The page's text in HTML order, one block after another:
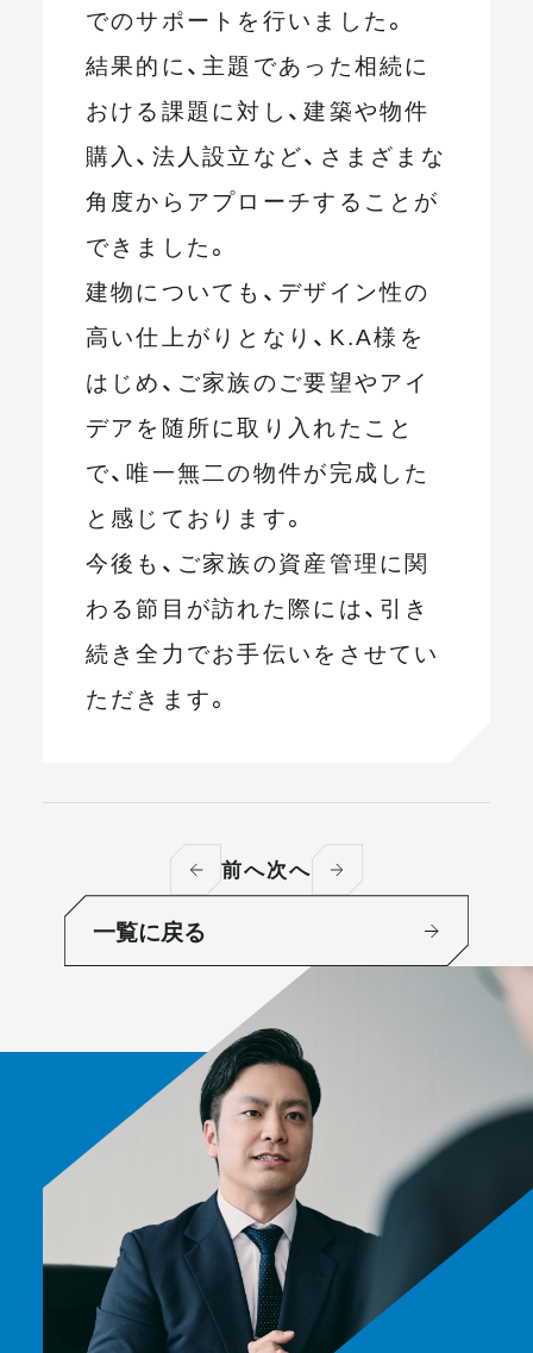
でのサポートを行いました。
結果的に、主題であった相続に
おける課題に対し、建築や物件
購入、法人設立など、さまざまな
角度からアプローチすることが
できました。
建物についても、デザイン性の
高い仕上がりとなり、K.A様を
はじめ、ご家族のご要望やアイ
デアを随所に取り入れたこと
で、唯一無二の物件が完成した
と感じております。
今後も、ご家族の資産管理に関
わる節目が訪れた際には、引き
続き全力でお手伝いをさせてい
ただきます。
前へ次へ
一覧に戻る